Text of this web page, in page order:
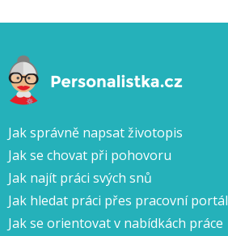
Jak správně napsat životopis
Jak se chovat při pohovoru
Jak najít práci svých snů
Jak hledat práci přes pracovní portál
Jak se orientovat v nabídkách práce